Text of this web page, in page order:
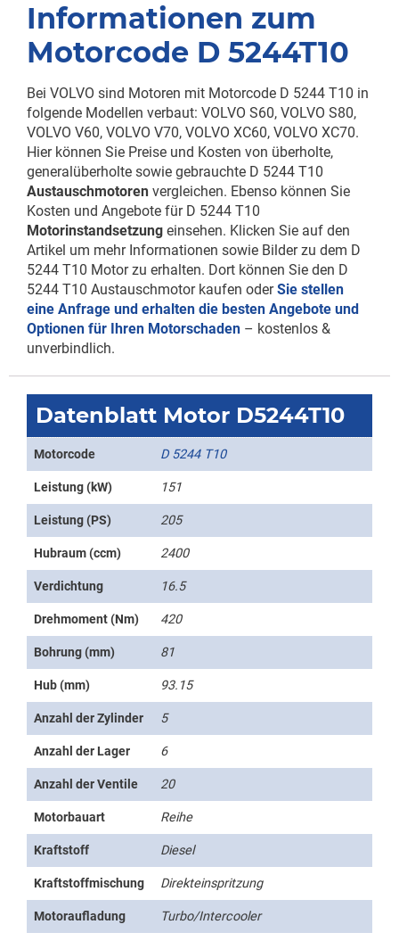
Informationen zum
Motorcode D 5244T10
Bei VOLVO sind Motoren mit Motorcode D 5244 T10 in
folgende Modellen verbaut: VOLVO S60, VOLVO S80,
VOLVO V60, VOLVO V70, VOLVO XC60, VOLVO XC70.
Hier können Sie Preise und Kosten von überholte,
generalüberholte sowie gebrauchte D 5244 T10
Austauschmotoren vergleichen. Ebenso können Sie
Kosten und Angebote für D 5244 T10
Motorinstandsetzung einsehen. Klicken Sie auf den
Artikel um mehr Informationen sowie Bilder zu dem D
5244 T10 Motor zu erhalten. Dort können Sie den D
5244 T10 Austauschmotor kaufen oderSie stellen
eine Anfrage und erhalten die besten Angebote und
Optionen für Ihren Motorschaden – kostenlos &
unverbindlich.
Datenblatt Motor D5244T10
Motorcode D 5244 T10
Leistung (kW) 151
Leistung (PS) 205
Hubraum (ccm) 2400
Verdichtung 16.5
Drehmoment (Nm) 420
Bohrung (mm) 81
Hub (mm) 93.15
Anzahl der Zylinder 5
Anzahl der Lager 6
Anzahl der Ventile 20
Motorbauart Reihe
Kraftstoff Diesel
Kraftstoffmischung Direkteinspritzung
Motoraufladung Turbo/Intercooler